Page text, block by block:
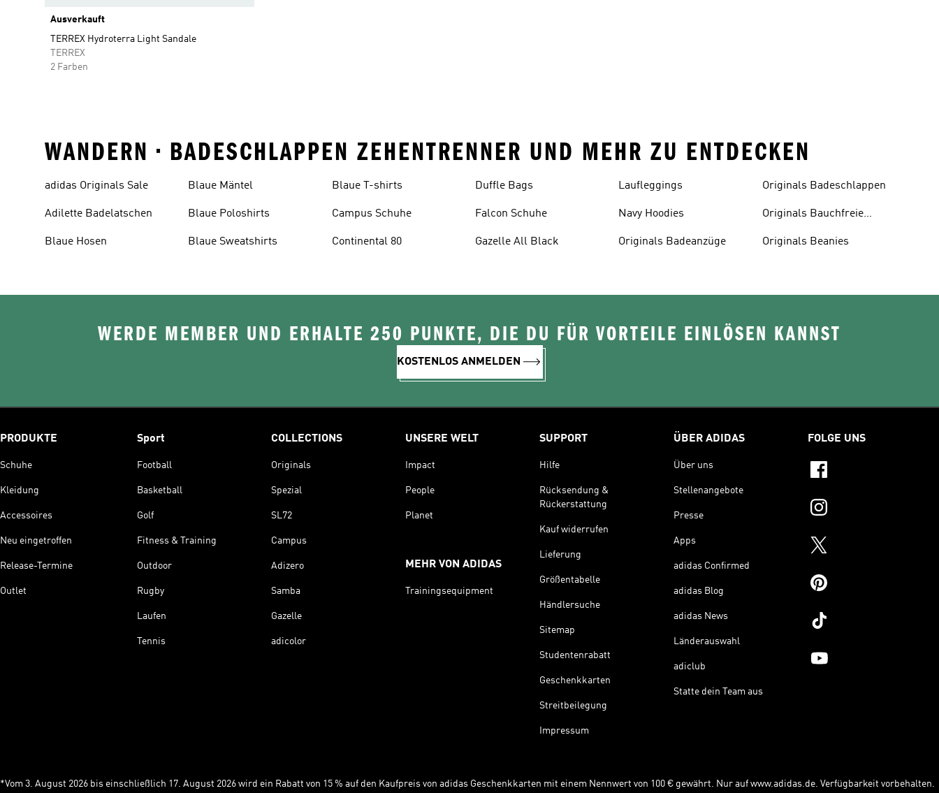
Ausverkauft
TERREX Hydroterra Light Sandale
TERREX
2 Farben
WANDERN • BADESCHLAPPEN ZEHENTRENNER UND MEHR ZU ENTDECKEN
adidas Originals Sale
Adilette Badelatschen
Blaue Hosen
Blaue Mäntel
Blaue Poloshirts
Blaue Sweatshirts
Blaue T-shirts
Campus Schuhe
Continental 80
Duffle Bags
Falcon Schuhe
Gazelle All Black
Laufleggings
Navy Hoodies
Originals Badeanzüge
Originals Badeschlappen
Originals Bauchfreie
Originals Beanies
WERDE MEMBER UND ERHALTE 250 PUNKTE, DIE DU FÜR VORTEILE EINLÖSEN KANNST
KOSTENLOS ANMELDEN
PRODUKTE
Schuhe
Kleidung
Accessoires
Neu eingetroffen
Release-Termine
Outlet
Sport
Football
Basketball
Golf
Fitness & Training
Outdoor
Rugby
Laufen
Tennis
COLLECTIONS
Originals
Spezial
SL72
Campus
Adizero
Samba
Gazelle
adicolor
UNSERE WELT
Impact
People
Planet
MEHR VON ADIDAS
Trainingsequipment
SUPPORT
Hilfe
Rücksendung &
Rückerstattung
Kauf widerrufen
Lieferung
Größentabelle
Händlersuche
Sitemap
Studentenrabatt
Geschenkkarten
Streitbeilegung
Impressum
ÜBER ADIDAS
Über uns
Stellenangebote
Presse
Apps
adidas Confirmed
adidas Blog
adidas News
Länderauswahl
adiclub
Statte dein Team aus
FOLGE UNS
*Vom 3. August 2026 bis einschließlich 17. August 2026 wird ein Rabatt von 15 % auf den Kaufpreis von adidas Geschenkkarten mit einem Nennwert von 100 € gewährt. Nur auf www.adidas.de. Verfügbarkeit vorbehalten.